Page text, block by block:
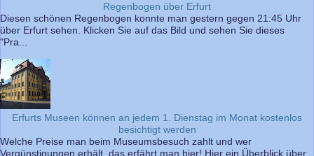
Regenbogen über Erfurt
Diesen schönen Regenbogen konnte man gestern gegen 21:45 Uhr
über Erfurt sehen. Klicken Sie auf das Bild und sehen Sie dieses
"Pra...
Erfurts Museen können an jedem 1. Dienstag im Monat kostenlos
besichtigt werden
Welche Preise man beim Museumsbesuch zahlt und wer
Vergünstigungen erhält, das erfährt man hier! Hier ein Überblick über